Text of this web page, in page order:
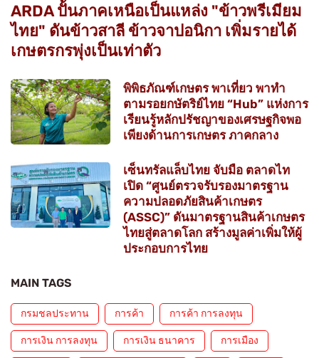
ARDA ปั้นภาคเหนือเป็นแหล่ง "ข้าวพรีเมียม
ไทย" ดันข้าวสาลี ข้าวจาปอนิกา เพิ่มรายได้
เกษตรกรพุ่งเป็นเท่าตัว
พิพิธภัณฑ์เกษตร พาเที่ยว พาทำ
ตามรอยกษัตริย์ไทย “Hub” แห่งการ
เรียนรู้หลักปรัชญาของเศรษฐกิจพอ
เพียงด้านการเกษตร ภาคกลาง
เซ็นทรัลแล็บไทย จับมือ ตลาดไท
เปิด “ศูนย์ตรวจรับรองมาตรฐาน
ความปลอดภัยสินค้าเกษตร
(ASSC)” ดันมาตรฐานสินค้าเกษตร
ไทยสู่ตลาดโลก สร้างมูลค่าเพิ่มให้ผู้
ประกอบการไทย
MAIN TAGS
กรมชลประทาน การค้า การค้า การลงทุน
การเงิน การลงทุน การเงิน ธนาคาร การเมือง